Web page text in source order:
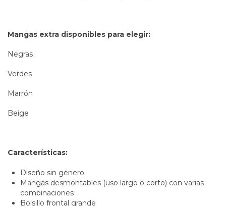
Mangas extra disponibles para elegir:
Negras
Verdes
Marrón
Beige
Características:
Diseño sin género
Mangas desmontables (uso largo o corto) con varias
combinaciones
Bolsillo frontal grande